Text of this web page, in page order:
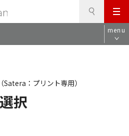
メ
ニ
ュ
menu
択
：プリント専用）